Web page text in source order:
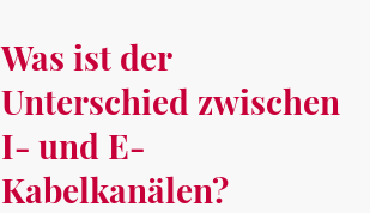
Was ist der
Unterschied zwischen
I- und E-
Kabelkanälen?